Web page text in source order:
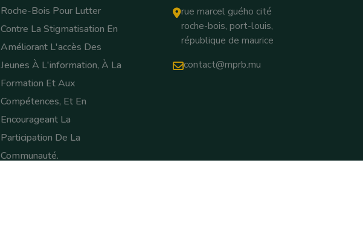
Roche-Bois Pour Lutter
Contre La Stigmatisation En
Améliorant L'accès Des
Jeunes À L'information, À La
Formation Et Aux
Compétences, Et En
Encourageant La
Participation De La
Communauté.
rue marcel guého cité
roche-bois, port-louis,
république de maurice
contact@mprb.mu